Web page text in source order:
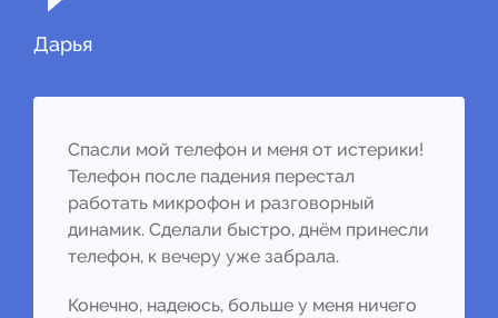
Дарья
Спасли мой телефон и меня от истерики!
Телефон после падения перестал
работать микрофон и разговорный
динамик. Сделали быстро, днём принесли
телефон, к вечеру уже забрала.
Конечно, надеюсь, больше у меня ничего